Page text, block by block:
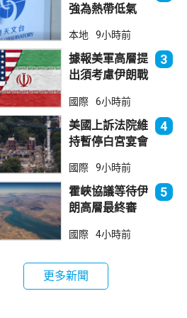
強為熱帶低氣
本港直接威脅不
大
本地 9小時前
據報美軍高層提
出須考慮伊朗戰
3
國際 6小時前
美國上訴法院維
持暫停白宮宴會
4
國際 9小時前
霍峽協議等待伊
朗高層最終審
航道後解除封鎖
5
國際 4小時前
更多新聞